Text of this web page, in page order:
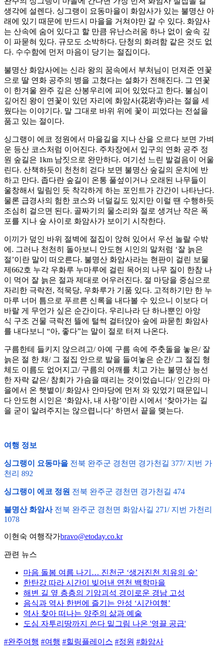
생각에 설렌다. 싱그랭이 요동마을이 화암사가 있는 불명산 아
래에 있기 때문에 반드시 마을을 거쳐야만 갈 수 있다. 화암사
는 산속에 숨어 있다고 할 만큼 유난스러움 하나 없이 숲속 깊
이 파묻혀 있다. 규모도 소박하다. 단청의 화려함 같은 것도 없
다. 수수함에 먼저 마음이 당기는 절집이다.
불명산 화암사에는 신라 왕의 꿈속에서 부처님이 던져준 연꽃
으로 딸 연화 공주의 병을 고쳤다는 설화가 전해진다. 그 연꽃
이 한겨울 완주 깊은 산봉우리에 피어 있었다고 한다. 불심이
깊어진 왕이 연꽃이 있던 자리에 화암사(花岩寺)라는 절을 세
웠다는 이야기다. 말 그대로 바위 위에 꽃이 피었다는 전설을
품고 있는 절이다.
싱그랭이 에코 정원에서 마을길을 지나 산을 오르다 보면 가벼
운 등산 코스처럼 이어진다. 주차장에서 입구의 연화 공주 정
원 숲길은 1km 남짓으로 완만하다. 여기선 느린 발걸음이 어울
린다. 산책하듯이 천천히 걷다 보면 불명산 숲길의 운치에 반
하고 만다. 좁다란 숲길이 온통 풀섶이거나 오래된 나무들이
울창해서 밀림인 듯 착각하게 하는 포인트가 간간이 나타난다.
물론 급경사의 험한 코스와 너덜길도 있지만 이럴 땐 수행하듯
조심히 걸으면 된다. 골짜기의 물소리와 절로 생겨난 작은 폭
포를 지나 숲 사이로 화암사가 보이기 시작한다.
이끼가 덮인 바위 절벽에 절집이 앉혀 있어서 우선 놀랄 수밖
에. 그러나 천천히 돌아보니 안도현 시인의 말처럼 ‘잘 늙은
절’이란 말이 떠오른다. 불명산 화암사라는 현판이 걸린 보물
제662호 누각 우화루 누마루에 걸린 목어의 나무 질이 한참 나
이 먹어 잘 늙은 절과 제대로 어우러진다. 절 마당을 중심으로
자리한 극락전, 적묵당, 우화루가 기품 있다. 고적하기만 한 누
마루 너머 틈으로 푸르른 신록을 내다볼 수 있으니 이보다 더
바랄 게 무언가 싶은 순간이다. 우리나라 단 하나뿐인 아앙
식 구조 건물 극락전 뜰에 털썩 걸터앉아 숲에 파묻힌 화암사
를 내다보니 “아, 좋다”는 말이 절로 터져 나온다.
구름한테 들키지 않으려고/ 아예 구름 속에 주춧돌을 놓은/ 잘
늙은 절 한 채/ 그 절집 안으로 발을 들여놓은 순간/ 그 절집 형
체도 이름도 없어지고/ 구름의 어깨를 치고 가는 불명산 능선
한 자락 같은/ 참회가 가슴을 때리는 것이었습니다/ 인간의 마
을에서 온 햇볕이/ 화암사 안마당에 먼저 와 있었기 때문입니
다 안도현 시인은 ‘화암사, 내 사랑’이란 시에서 ‘찾아가는 길
을 굳이 알려주지는 않으렵니다’ 하면서 끝을 맺는다.
여행 정보
싱그랭이 요동마을 전북 완주군 경천면 경가천길 377/ 지번 가
천리 892
싱그랭이 에코 정원 전북 완주군 경천면 경가천길 474
불명산 화암사전북 완주군 경천면 화암사길 271/ 지번 가천리
1078
이현숙 여행작가bravo@etoday.co.kr
관련 뉴스
마음 돌봄 여름 나기… 진천군 ‘생거진천 치유의 숲’
한탄강 따라 시간이 빚어낸 연천 백학마을
해변 길 옆 층층의 기암괴석 경이로운 경남 고성
음식과 역사 한번에 즐기는 안성 ‘시간여행’
역사 찾아 떠나는 양주의 삶과 예술
도심 자투리땅까지 쓴다 밑그림 나온 '영끌 공급'
#완주여행 #여행 #힐링플레이스 #정원 #화암사